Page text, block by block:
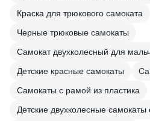
Краска для трюкового самоката
Черные трюковые самокаты
Самокат двухколесный для
Детские красные самокаты
Самокаты с рамой из пластика
Детские двухколесные самокаты